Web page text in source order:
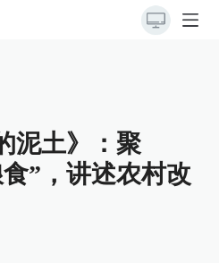
泥土》：聚
”，讲述农村改